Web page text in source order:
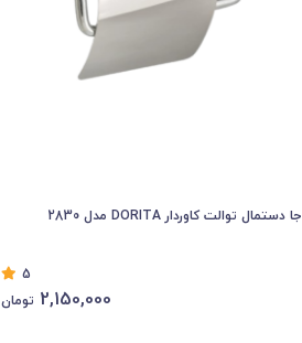
جا دستمال توالت کاوردار DORITA مدل 2830
5
2,150,000 تومان